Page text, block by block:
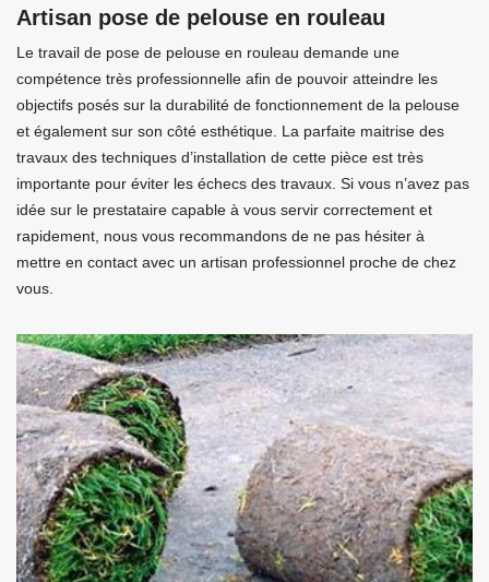
Artisan pose de pelouse en rouleau
Le travail de pose de pelouse en rouleau demande une
compétence très professionnelle afin de pouvoir atteindre les
objectifs posés sur la durabilité de fonctionnement de la pelouse
et également sur son côté esthétique. La parfaite maitrise des
travaux des techniques d’installation de cette pièce est très
importante pour éviter les échecs des travaux. Si vous n’avez pas
idée sur le prestataire capable à vous servir correctement et
rapidement, nous vous recommandons de ne pas hésiter à
mettre en contact avec un artisan professionnel proche de chez
vous.